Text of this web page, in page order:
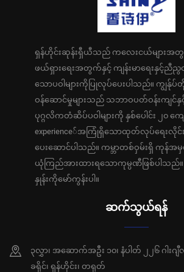
ရှန်ဟိုင်းဆုန်းရှီယီသည် ကလေးငယ်များအ
ဖယ်ရှားရေးအတွက်နှင့် ကျန်းမာရေးနှင့်ညီ
သောပဝါများကိုပြုလုပ်ပေးပါသည်။ ကျွန်ုပ်တို့
ဝန်ဆောင်မှုများသည် သဘာဝပတ်ဝန်းကျင်
ပုဂ္ဂလိကတံဆိပ်ပဝါများကို နှစ်ပေါင်း ၂၀ က
experience်အကြုံရှိသောထုတ်လုပ်ရေးလိုင်း
ပေးဆောင်ပါသည်။ ကမ္ဘာတစ်ဝှမ်းရှိ ကုန်အ
ယုံကြည်အားထားရသောကုမ္ပဏီဖြစ်ပါသည်။
နှုန်းကိုမော်ကွန်းပါ။
ဆက်သွယ်ရန်
၃လွှာ၊ အဆောက်အဦး ၁၀၊ နံပါတ် ၂၂၆ ဂါးဂျီ
ခရိုင်၊ ရှန်ဟိုင်း၊ တရုတ်